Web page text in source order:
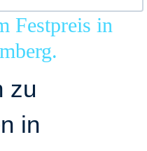
Festpreis in
zu
in